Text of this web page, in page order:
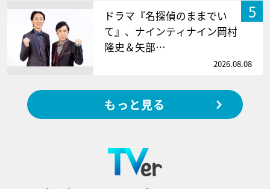
5
ドラマ『名探偵のままでい
て』、ナインティナイン岡村
隆史＆矢部…
2026.08.08
もっと見る